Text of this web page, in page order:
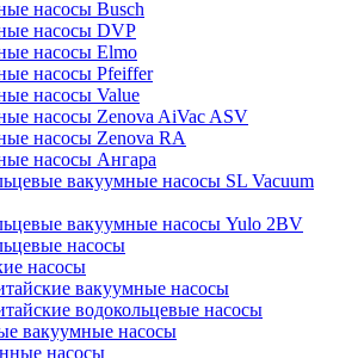
насосы Busch
насосы DVP
насосы Elmo
насосы Pfeiffer
насосы Value
насосы Zenova AiVac ASV
насосы Zenova RA
насосы Ангара
вакуумные насосы SL Vacuum
вакуумные насосы Yulo 2BV
насосы
насосы
вакуумные насосы
водокольцевые насосы
вакуумные насосы
насосы